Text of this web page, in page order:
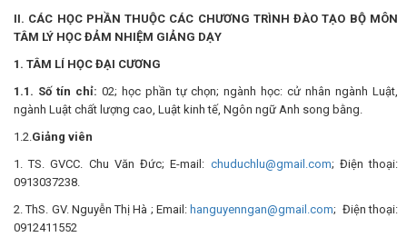
II. CÁC HỌC PHẦN THUỘC CÁC CHƯƠNG TRÌNH ĐÀO TẠO BỘ MÔN
TÂM LÝ HỌC ĐẢM NHIỆM GIẢNG DẠY
1. TÂM LÍ HỌC ĐẠI CƯƠNG
1.1. Số tín chỉ: 02; học phần tự chọn; ngành học: cử nhân ngành Luật,
ngành Luật chất lượng cao, Luật kinh tế, Ngôn ngữ Anh song bằng.
1.2.Giảng viên
1. TS. GVCC. Chu Văn Đức; E-mail: chuduchlu@gmail.com; Điện thoại:
0913037238.
2. ThS. GV. Nguyễn Thị Hà ; Email: hanguyenngan@gmail.com; Điện thoại:
0912411552